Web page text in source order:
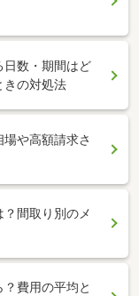
日数・期間はど
きの対処法
や高額請求さ
間取り別のメ
費用の平均と